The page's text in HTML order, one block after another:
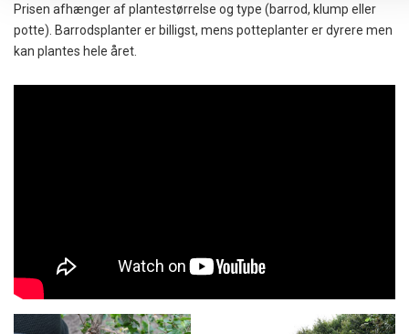
Prisen afhænger af plantestørrelse og type (barrod, klump eller
potte). Barrodsplanter er billigst, mens potteplanter er dyrere men
kan plantes hele året.